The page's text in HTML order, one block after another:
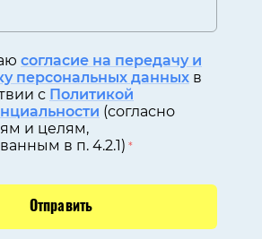
согласие на передачу и
персональных данных в
с Политикой
(согласно
и целям,
в п. 4.2.1) *
Отправить